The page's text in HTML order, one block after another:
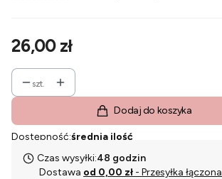
Cena
26,00 zł
szt.
Dodaj do koszyka
Dostępność:średnia ilość
Czas wysyłki:48 godzin
Dostawa od 0,00 zł - Przesyłka łączona